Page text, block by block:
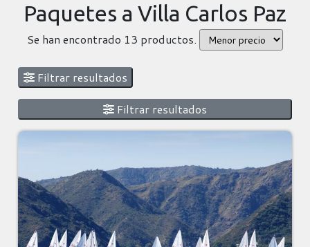
Paquetes a Villa Carlos Paz
Se han encontrado 13 productos.
Filtrar resultados
Filtrar resultados